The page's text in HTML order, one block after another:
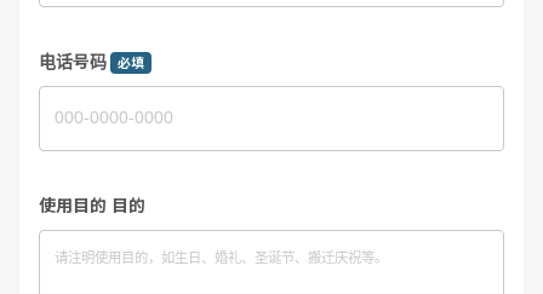
电话号码 必填
使用目的 目的